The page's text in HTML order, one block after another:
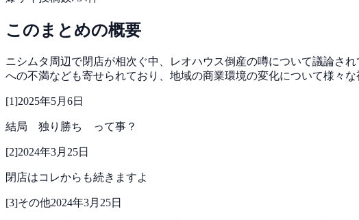
このまとめの概要
ニシムタ周辺で閉店が相次ぐ中、レオハウス倒産の噂について議論さ
への不満なども寄せられており、地域の商業環境の変化について様々な
[1]2025年5月6日
結局 独り勝ち って事？
[2]2024年3月25日
閉店はコレからも続きますよ
[3]その他2024年3月25日